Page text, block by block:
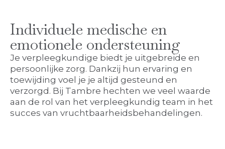
Individuele medische en
emotionele ondersteuning
Je verpleegkundige biedt je uitgebreide en
persoonlijke zorg. Dankzij hun ervaring en
toewijding voel je je altijd gesteund en
verzorgd. Bij Tambre hechten we veel waarde
aan de rol van het verpleegkundig team in het
succes van vruchtbaarheidsbehandelingen.